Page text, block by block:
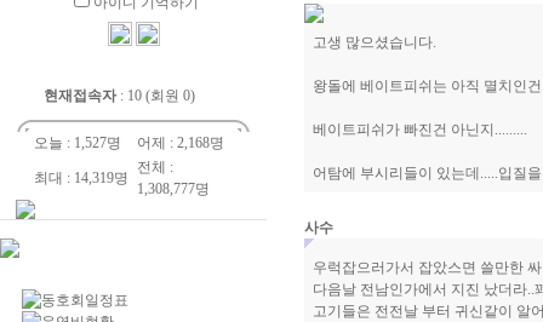
현재접속자: 10 (회원 0)
오늘 : 1,527명 어제 : 2,168명
최대 : 14,319명
전체 :
1,308,777명
고생 많으셨습니다.
왕돌에 베이트피쉬는 아직 멸치인
베이트피쉬가 빠진건 아닌지.........
어탐에 부시리들이 있는데.....입질
사수
우럭잡으러가서 잡았스면 쓸만한
다음날 전남인가에서 지진 났더라..
고기들은 전전날 부터 귀신같이 알